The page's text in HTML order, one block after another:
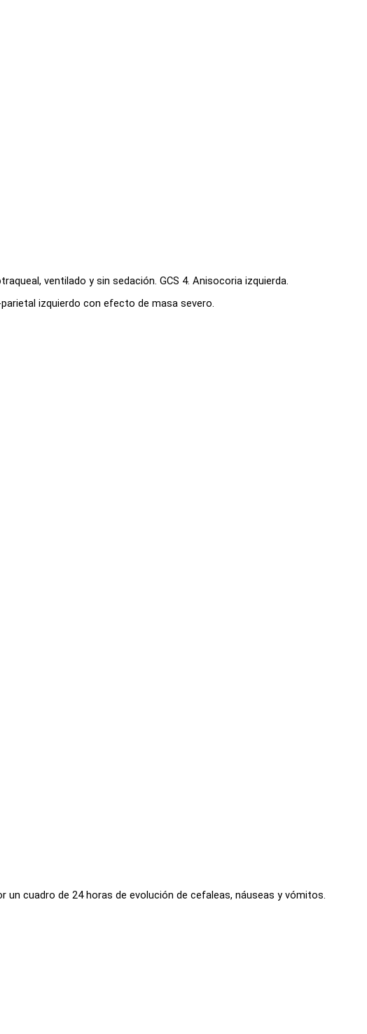
ventilado y sin sedación. GCS 4. Anisocoria izquierda.
izquierdo con efecto de masa severo.
cuadro de 24 horas de evolución de cefaleas, náuseas y vómitos.